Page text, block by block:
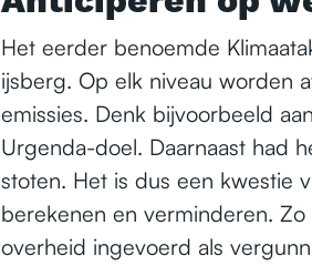
Het eerder benoemde
ijsberg. Op elk niveau worden
emissies. Denk bijvoorbeeld
Urgenda-doel. Daarnaast had
stoten. Het is dus een kwestie
berekenen en verminderen. Zo
overheid ingevoerd als